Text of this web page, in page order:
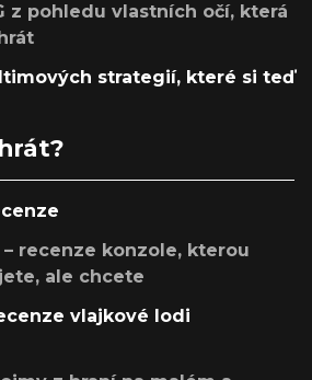
z pohledu vlastních očí, která
strategií, které si teď
– recenze konzole, kterou
ale chcete
vlajkové lodi